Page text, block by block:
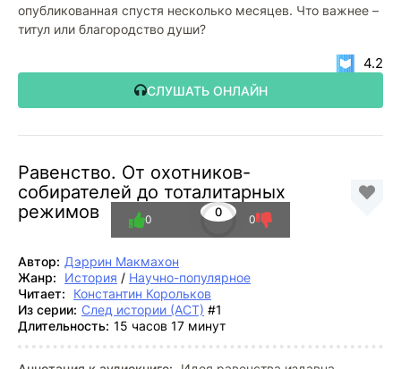
опубликованная спустя несколько месяцев. Что важнее –
титул или благородство души?
СЛУШАТЬ ОНЛАЙН
4.2
Равенство. От охотников-
собирателей до тоталитарных
режимов
0
0 0
Автор: Дэррин Макмахон
Жанр:
История / Научно-популярное
Читает:
Константин Корольков
Из серии: След истории (АСТ) #1
Длительность: 15 часов 17 минут